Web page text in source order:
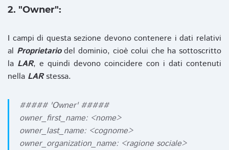
2. "Owner":
I campi di questa sezione devono contenere i dati relativi
al Proprietariodel dominio, cioè colui che ha sottoscritto
la LAR, e quindi devono coincidere con i dati contenuti
nella LARstessa.
##### 'Owner' #####
owner_first_name: <nome>
owner_last_name: <cognome>
owner_organization_name: <ragione sociale>